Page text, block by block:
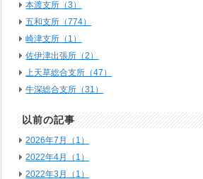
本渡支所（3）
五和支所（774）
崎津支所（1）
佐伊津出張所（2）
上天草総合支所（47）
牛深総合支所（31）
以前の記事
2026年7月（1）
2022年4月（1）
2022年3月（1）